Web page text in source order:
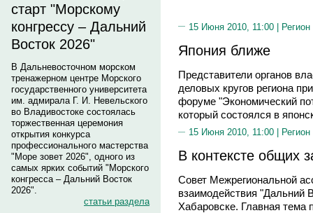
старт "Морскому
конгрессу – Дальний
Восток 2026"
В Дальневосточном морском
тренажерном центре Морского
государственного университета
им. адмирала Г. И. Невельского
во Владивостоке состоялась
торжественная церемония
открытия конкурса
профессионального мастерства
"Море зовет 2026", одного из
самых ярких событий "Морского
конгресса – Дальний Восток
2026".
статьи раздела
15 Июня 2010, 11:00 | Регион
Япония ближе
Представители органов
деловых кругов региона
форуме "Экономический
который состоялся в
15 Июня 2010, 11:00 |
В контексте общих
Совет Межрегиональной
взаимодействия "Дальний
Хабаровске. Главная тема